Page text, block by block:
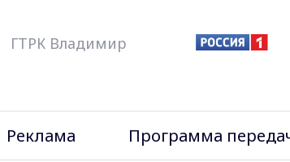
ГТРК Владимир
Реклама Программа